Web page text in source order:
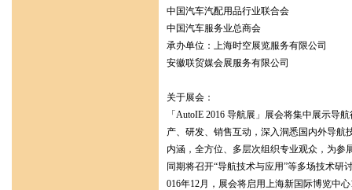
中国汽车汽配用品行业
中国汽车服务业总商会
承办单位：上海时空展览服
安徽联贸媒会展服务有限公司
关于展会：
「AutoIE 2016 导航展」展会将集中展示
产、研发、销售互动，深入洞悉国内外导
内涵，全方位、多层次组织专业观众，为
同期将召开“导航技术与应用”等多场技术
016年12月，展会将启用上海新国际博览中